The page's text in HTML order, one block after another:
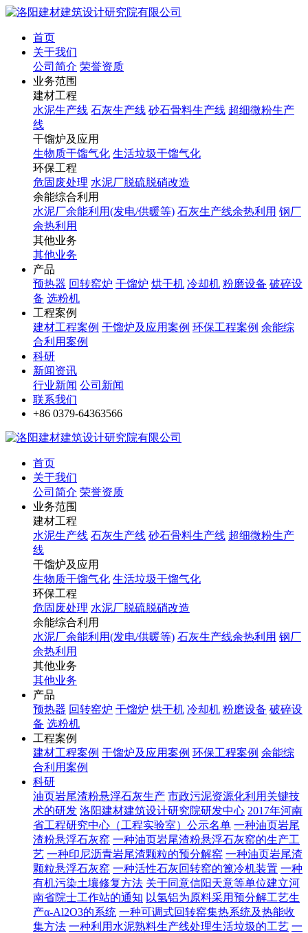
首页
关于我们
公司简介 荣誉资质
业务范围
建材工程
水泥生产线 石灰生产线 砂石骨料生产线 超细微粉生产
线
干馏炉及应用
生物质干馏气化 生活垃圾干馏气化
环保工程
危固废处理 水泥厂脱硫脱硝改造
余能综合利用
水泥厂余能利用(发电/供暖等) 石灰生产线余热利用 钢厂
余热利用
其他业务
其他业务
产品
预热器 回转窑炉 干馏炉 烘干机 冷却机 粉磨设备 破碎设
备 选粉机
工程案例
建材工程案例 干馏炉及应用案例 环保工程案例 余能综
合利用案例
科研
新闻资讯
行业新闻 公司新闻
联系我们
+86 0379-64363566
首页
关于我们
公司简介 荣誉资质
业务范围
建材工程
水泥生产线 石灰生产线 砂石骨料生产线 超细微粉生产
线
干馏炉及应用
生物质干馏气化 生活垃圾干馏气化
环保工程
危固废处理 水泥厂脱硫脱硝改造
余能综合利用
水泥厂余能利用(发电/供暖等) 石灰生产线余热利用 钢厂
余热利用
其他业务
其他业务
产品
预热器 回转窑炉 干馏炉 烘干机 冷却机 粉磨设备 破碎设
备 选粉机
工程案例
建材工程案例 干馏炉及应用案例 环保工程案例 余能综
合利用案例
科研
油页岩尾渣粉悬浮石灰生产 市政污泥资源化利用关键技
术的研发 洛阳建材建筑设计研究院研发中心 2017年河南
省工程研究中心（工程实验室）公示名单 一种油页岩尾
渣粉悬浮石灰窑 一种油页岩尾渣粉悬浮石灰窑的生产工
艺 一种印尼沥青岩尾渣颗粒的预分解窑 一种油页岩尾渣
颗粒悬浮石灰窑 一种活性石灰回转窑的篦冷机装置 一种
有机污染土壤修复方法 关于同意信阳天意等单位建立河
南省院士工作站的通知 以氢铝为原料采用预分解工艺生
产α-Al2O3的系统 一种可调式回转窑集热系统及热能收
集方法 一种利用水泥熟料生产线处理生活垃圾的工艺 一